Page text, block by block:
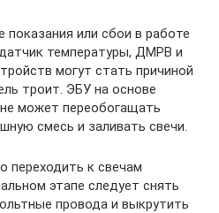
или сбои в работе
температуры, ДМРВ и
могут стать причиной
троит. ЭБУ на основе
может переобогащать
смесь и заливать свечи.
переходить к свечам
этапе следует снять
провода и выкрутить